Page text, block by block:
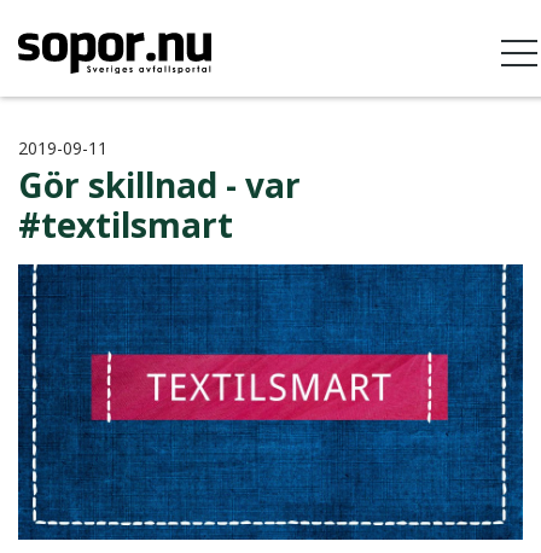
2019-09-11
Gör skillnad - var
#textilsmart